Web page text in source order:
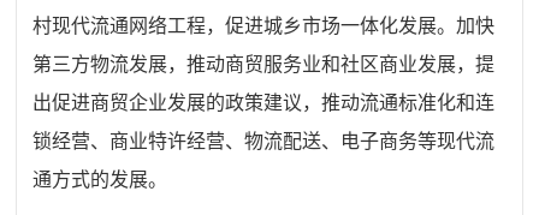
村现代流通网络工程，促进城乡市场一体化发展。加快
第三方物流发展，推动商贸服务业和社区商业发展，提
出促进商贸企业发展的政策建议，推动流通标准化和连
锁经营、商业特许经营、物流配送、电子商务等现代流
通方式的发展。